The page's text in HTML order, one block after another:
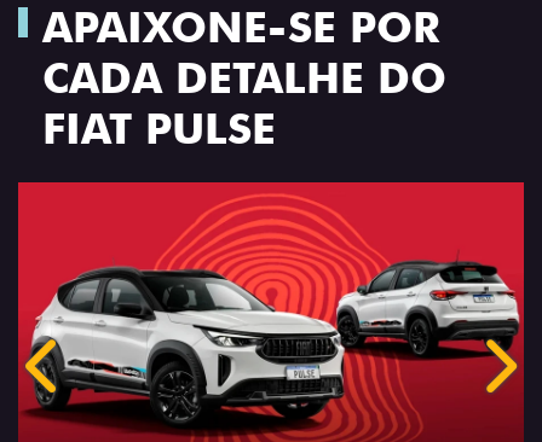
APAIXONE-SE POR
CADA DETALHE DO
FIAT PULSE
Anterior